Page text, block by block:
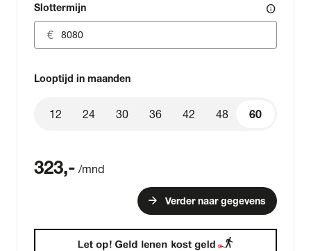
Slottermijn info
Looptijd in maanden
60
12 24 30 36 42 48 60
323,- /mnd
arrow_forward Verder naar gegevens